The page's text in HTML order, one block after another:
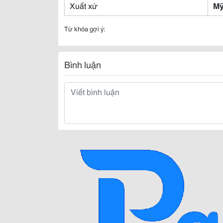
Xuất xứ
Từ khóa gợi ý:
Bình luận